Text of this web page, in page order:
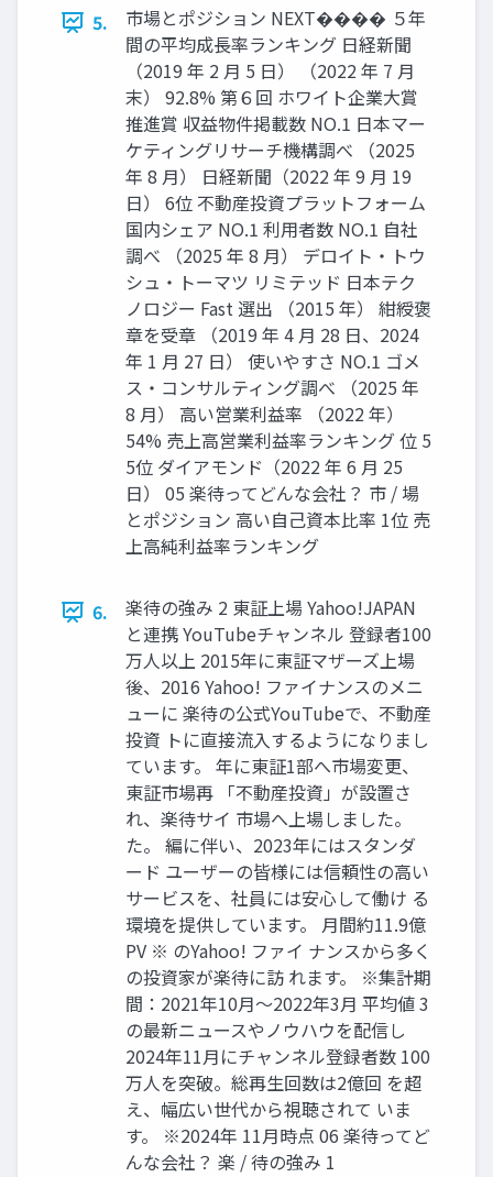
5.
市場とポジション NEXT���� ５年
間の平均成長率ランキング 日経新聞
（2019 年 2 月 5 日） （2022 年 7 月
末） 92.8% 第６回 ホワイト企業大賞
推進賞 収益物件掲載数 NO.1 日本マー
ケティングリサーチ機構調べ （2025
年 8 月） 日経新聞（2022 年 9 月 19
日） 6位 不動産投資プラットフォーム
国内シェア NO.1 利用者数 NO.1 自社
調べ （2025 年 8 月） デロイト・トウ
シュ・トーマツ リミテッド 日本テク
ノロジー Fast 選出 （2015 年） 紺綬褒
章を受章 （2019 年 4 月 28 日、2024
年 1 月 27 日） 使いやすさ NO.1 ゴメ
ス・コンサルティング調べ （2025 年
8 月） 高い営業利益率 （2022 年）
54% 売上高営業利益率ランキング 位 5
5位 ダイアモンド（2022 年 6 月 25
日） 05 楽待ってどんな会社？ 市 / 場
とポジション 高い自己資本比率 1位 売
上高純利益率ランキング
6.
楽待の強み 2 東証上場 Yahoo!JAPAN
と連携 YouTubeチャンネル 登録者100
万人以上 2015年に東証マザーズ上場
後、2016 Yahoo! ファイナンスのメニ
ューに 楽待の公式YouTubeで、不動産
投資 トに直接流入するようになりまし
ています。 年に東証1部へ市場変更、
東証市場再 「不動産投資」が設置さ
れ、楽待サイ 市場へ上場しました。
た。 編に伴い、2023年にはスタンダ
ード ユーザーの皆様には信頼性の高い
サービスを、社員には安心して働け る
環境を提供しています。 月間約11.9億
PV ※ のYahoo! ファイ ナンスから多く
の投資家が楽待に訪 れます。 ※集計期
間：2021年10月～2022年3月 平均値 3
の最新ニュースやノウハウを配信し
2024年11月にチャンネル登録者数 100
万人を突破。総再生回数は2億回 を超
え、幅広い世代から視聴されて いま
す。 ※2024年 11月時点 06 楽待ってど
んな会社？ 楽 / 待の強み 1